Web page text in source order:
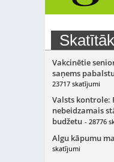
Vakcinētie
saņems
23717 skatījumi
Valsts kontrole:
nebeidzamais
budžetu - 28776
Algu kāpumu
skatījumi